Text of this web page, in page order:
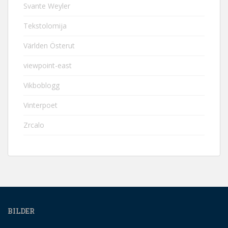
Svante Weyler
Tekstolomija
Världen Österut
viewpoint-east
Vikboblogg
Vinterpoet
Zrcalo
BILDER